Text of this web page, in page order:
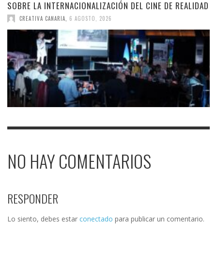
SOBRE LA INTERNACIONALIZACIÓN DEL CINE DE REALIDAD
CREATIVA CANARIA 6 AGOSTO, 2026
NO HAY COMENTARIOS
RESPONDER
Lo siento, debes estar conectado para publicar un comentario.